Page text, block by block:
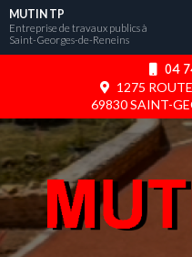
Aller
au
contenu
04
1275
69830 SAINT-
MUTIN TP
Entreprise de travaux publics à
Saint-Georges-de-Reneins